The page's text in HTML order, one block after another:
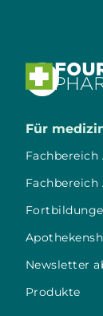

Für
Fachbereich
Fachbereich
Newsletter
Produkte